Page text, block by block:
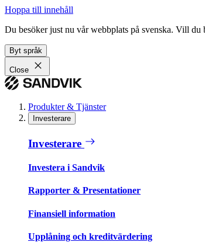
Hoppa till innehåll
Du besöker just nu vår webbplats på svenska. Vill
Byt språk
Close
Produkter & Tjänster
Investerare
Investerare
Investera i Sandvik
Rapporter & Presentationer
Finansiell information
Upplåning och kreditvärdering